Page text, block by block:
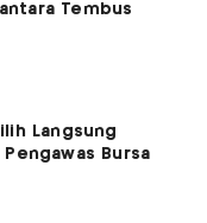
Tembus
Langsung
Bursa